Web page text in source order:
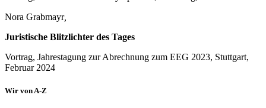
Nora Grabmayr,
Juristische Blitzlichter des Tages
Vortrag, Jahrestagung zur Abrechnung zum EEG 2023, Stuttgart,
Februar 2024
Wir von A-Z